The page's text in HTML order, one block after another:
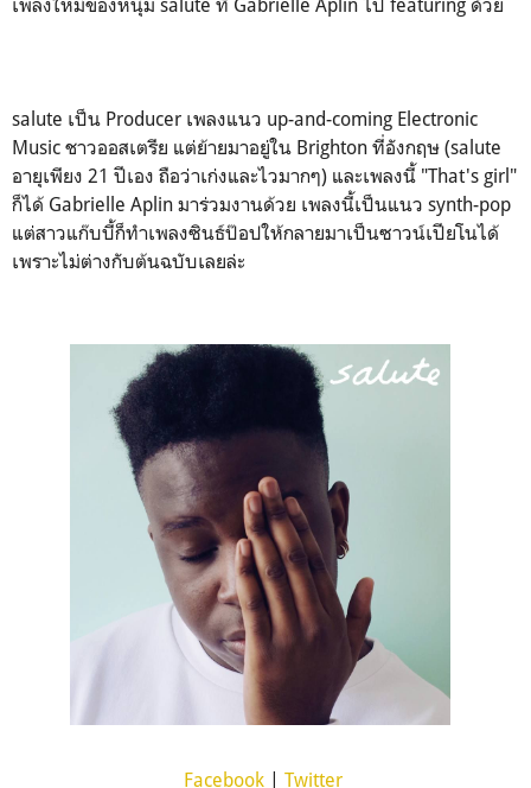
salute เป็น Producer เพลงแนว up-and-coming Electronic
Music ชาวออสเตรีย แต่ย้ายมาอยู่ใน Brighton ที่อังกฤษ (salute
อายุเพียง 21 ปีเอง ถือว่าเก่งและไวมากๆ) และเพลงนี้ "That's girl"
ก็ได้ Gabrielle Aplin มาร่วมงานด้วย เพลงนี้เป็นแนว synth-pop
แต่สาวแก๊บบี้ก็ทำเพลงซินธ์ป๊อปให้กลายมาเป็นซาวน์เปียโนได้
เพราะไม่ต่างกับต้นฉบับเลยล่ะ
Facebook | Twitter